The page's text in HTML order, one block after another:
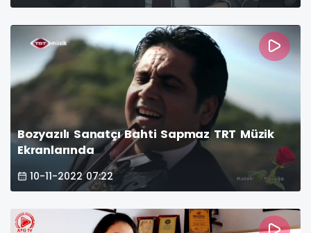
Bozyazılı Sanatçı Bahti Sapmaz TRT Müzik
Ekranlarında
10-11-2022 07:22